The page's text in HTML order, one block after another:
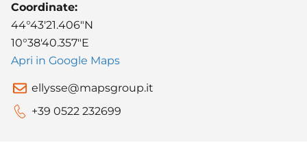
Coordinate:
44°43′21.406″N
10°38′40.357″E
Apri in Google Maps
ellysse@mapsgroup.it
+39 0522 232699